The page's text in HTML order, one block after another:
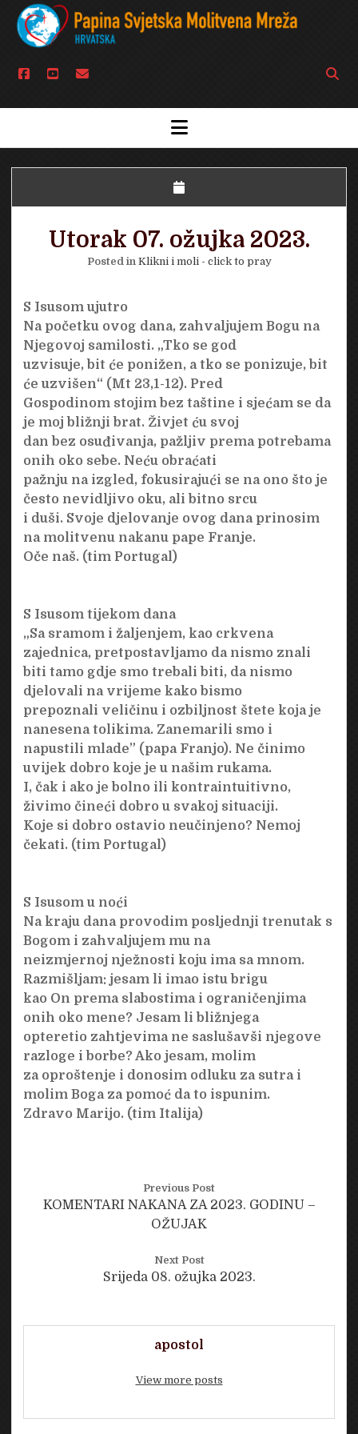
facebook
youtubeemail
Open
bar
open
menu
Utorak 07. ožujka 2023.
Posted in Klikni i moli - click to pray
S Isusom ujutro
Na početku ovog dana, zahvaljujem Bogu na
Njegovoj samilosti. „Tko se god
uzvisuje, bit će ponižen, a tko se ponizuje, bit
će uzvišen“ (Mt 23,1-12). Pred
Gospodinom stojim bez taštine i sjećam se da
je moj bližnji brat. Živjet ću svoj
dan bez osuđivanja, pažljiv prema potrebama
onih oko sebe. Neću obraćati
pažnju na izgled, fokusirajući se na ono što je
često nevidljivo oku, ali bitno srcu
i duši. Svoje djelovanje ovog dana prinosim
na molitvenu nakanu pape Franje.
Oče naš. (tim Portugal)
S Isusom tijekom dana
„Sa sramom i žaljenjem, kao crkvena
zajednica, pretpostavljamo da nismo znali
biti tamo gdje smo trebali biti, da nismo
djelovali na vrijeme kako bismo
prepoznali veličinu i ozbiljnost štete koja je
nanesena tolikima. Zanemarili smo i
napustili mlade” (papa Franjo). Ne činimo
uvijek dobro koje je u našim rukama.
I, čak i ako je bolno ili kontraintuitivno,
živimo čineći dobro u svakoj situaciji.
Koje si dobro ostavio neučinjeno? Nemoj
čekati. (tim Portugal)
S Isusom u noći
Na kraju dana provodim posljednji trenutak s
Bogom i zahvaljujem mu na
neizmjernoj nježnosti koju ima sa mnom.
Razmišljam: jesam li imao istu brigu
kao On prema slabostima i ograničenjima
onih oko mene? Jesam li bližnjega
opteretio zahtjevima ne saslušavši njegove
razloge i borbe? Ako jesam, molim
za oproštenje i donosim odluku za sutra i
molim Boga za pomoć da to ispunim.
Zdravo Marijo. (tim Italija)
Previous Post
KOMENTARI NAKANA ZA 2023. GODINU –
OŽUJAK
Next Post
Srijeda 08. ožujka 2023.
apostol
View more posts